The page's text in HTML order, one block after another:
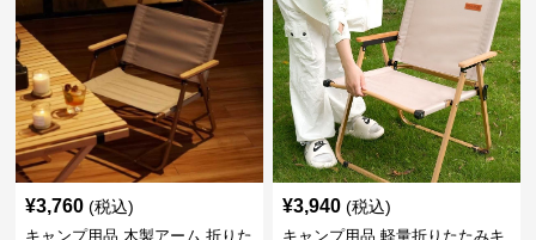
¥3,760 (税込)
キャンプ用品 木製アーム 折りた
¥3,940 (税込)
キャンプ用品 軽量折りたたみキ